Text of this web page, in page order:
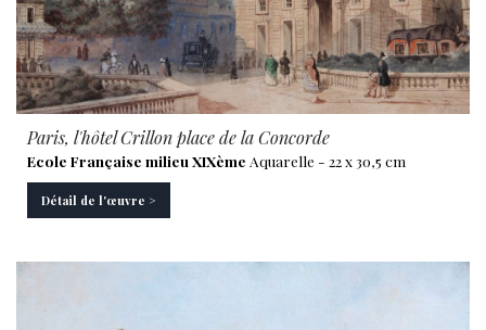
Paris, l'hôtel Crillon place de la Concorde
Ecole Française milieu XIXème Aquarelle - 22 x 30,5 cm
Détail de l'œuvre >